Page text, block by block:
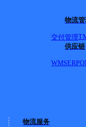
物流
交付管理
供应链
WMSERP
物流服务